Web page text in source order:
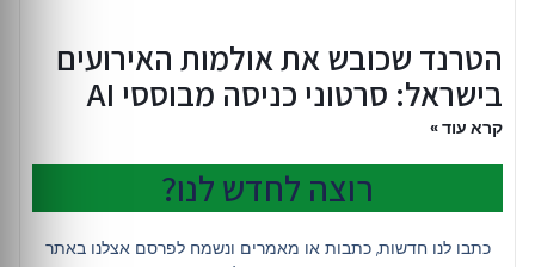
הטרנד שכובש את אולמות האירועים
בישראל: סרטוני כניסה מבוססי AI
קרא עוד »
רוצה לחדש לנו?
כתבו לנו חדשות, כתבות או מאמרים ונשמח לפרסם אצלנו באתר